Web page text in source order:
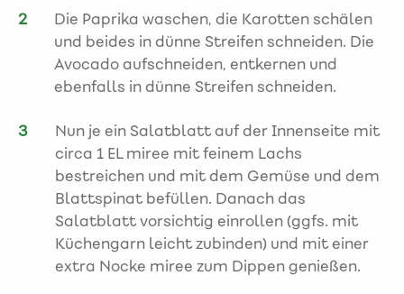
Die Paprika waschen, die Karotten schälen
und beides in dünne Streifen schneiden. Die
Avocado aufschneiden, entkernen und
ebenfalls in dünne Streifen schneiden.
Nun je ein Salatblatt auf der Innenseite mit
circa 1 EL miree mit feinem Lachs
bestreichen und mit dem Gemüse und dem
Blattspinat befüllen. Danach das
Salatblatt vorsichtig einrollen (ggfs. mit
Küchengarn leicht zubinden) und mit einer
extra Nocke miree zum Dippen genießen.